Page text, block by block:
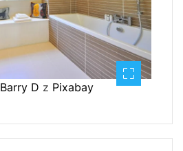
Barry D z Pixabay